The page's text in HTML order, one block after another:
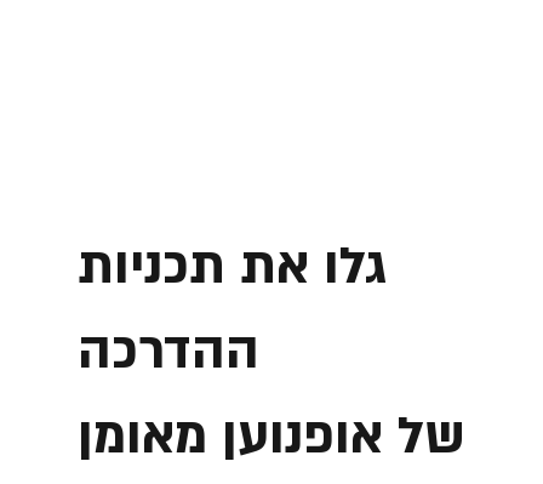
גלו את תכניות
ההדרכה
של אופנוען מאומן